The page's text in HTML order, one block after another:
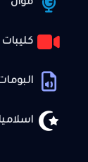
موال
كليبات